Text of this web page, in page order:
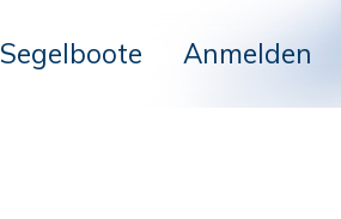
Segelboote Anmelden